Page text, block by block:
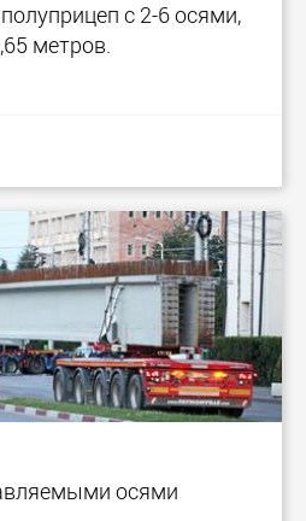
с 2-6 осями,
метров.
осями